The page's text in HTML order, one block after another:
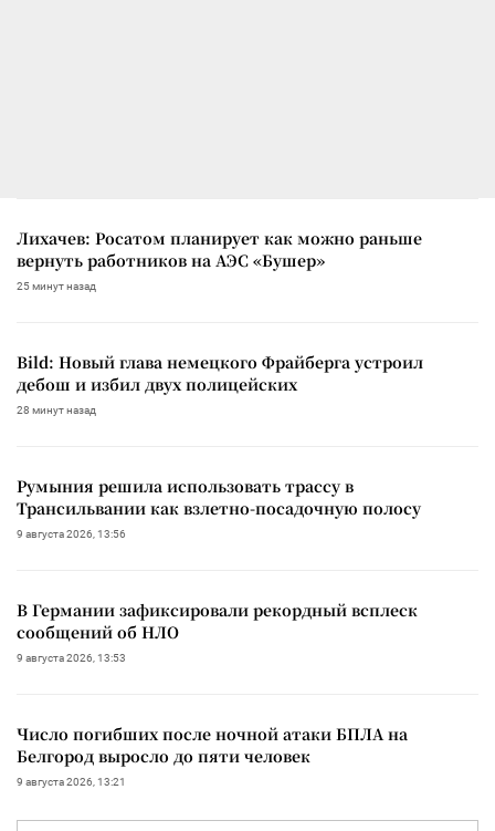
Лихачев: Росатом планирует как можно раньше
вернуть работников на АЭС «Бушер»
25 минут назад
Bild: Новый глава немецкого Фрайберга устроил
дебош и избил двух полицейских
28 минут назад
Румыния решила использовать трассу в
Трансильвании как взлетно-посадочную полосу
9 августа 2026, 13:56
В Германии зафиксировали рекордный всплеск
сообщений об НЛО
9 августа 2026, 13:53
Число погибших после ночной атаки БПЛА на
Белгород выросло до пяти человек
9 августа 2026, 13:21